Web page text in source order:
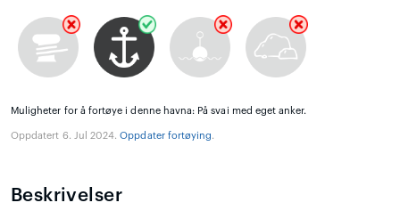
Muligheter for å fortøye i denne havna: På svai med eget anker.
Oppdatert 6. Jul 2024.Oppdater fortøying.
Beskrivelser